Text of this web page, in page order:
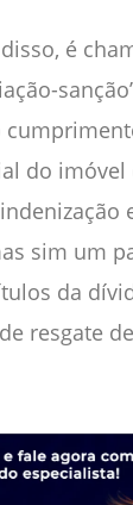
é
do imóvel
sim um
da
resgate